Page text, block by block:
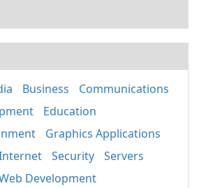
Business
Communications
Education
Graphics Applications
Security
Servers
Development